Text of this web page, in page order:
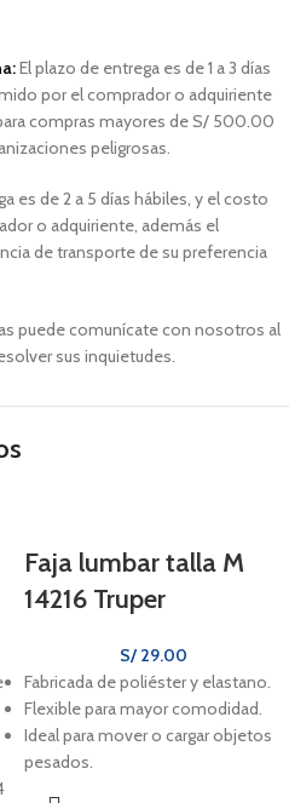
El plazo de entrega es de 1 a 3 días
por el comprador o adquiriente
compras mayores de S/ 500.00
peligrosas.
es de 2 a 5 días hábiles, y el costo
o adquiriente, además el
de transporte de su preferencia
puede comunícate con nosotros al
sus inquietudes.
Faja lumbar talla M
14216 Truper
S/ 29.00
Fabricada de poliéster y elastano.
Flexible para mayor comodidad.
Ideal para mover o cargar objetos
pesados.